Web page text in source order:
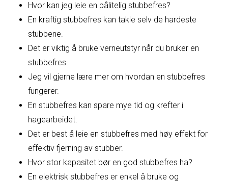
Hvor kan jeg leie en pålitelig stubbefres?
En kraftig stubbefres kan takle selv de hardeste
stubbene.
Det er viktig å bruke verneutstyr når du bruker en
stubbefres.
Jeg vil gjerne lære mer om hvordan en stubbefres
fungerer.
En stubbefres kan spare mye tid og krefter i
hagearbeidet.
Det er best å leie en stubbefres med høy effekt for
effektiv fjerning av stubber.
Hvor stor kapasitet bør en god stubbefres ha?
En elektrisk stubbefres er enkel å bruke og